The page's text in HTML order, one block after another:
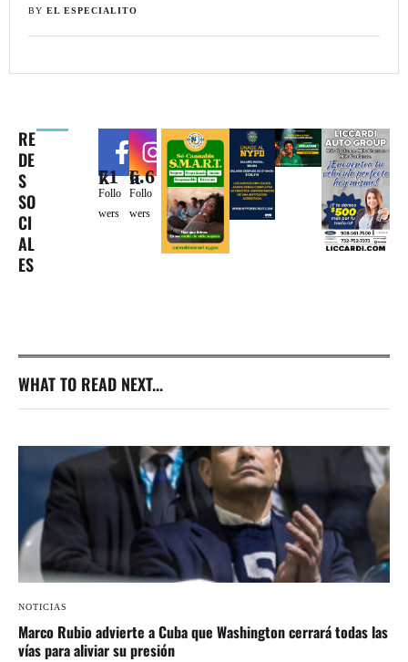
BY EL ESPECIALITO
RE
DE
S
SO
CI
AL
ES
71k
Follo
wers
6.6k
Follo
wers
WHAT TO READ NEXT...
NOTICIAS
Marco Rubio advierte a Cuba que Washington cerrará todas las
vías para aliviar su presión